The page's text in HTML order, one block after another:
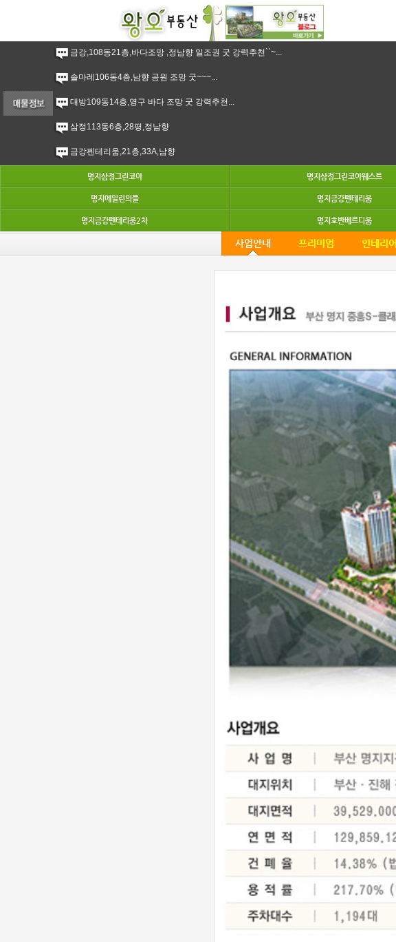
금강,108동21층,바다조망 ,정남향 일조권 굿 강력추천``~...
솔마레106동4층,남향 공원 조망 굿~~~...
대방109동14층,영구 바다 조망 굿 강력추천...
삼정113동6층,28평,정남향
금강펜테리움,21층,33A,남향
명지삼정그린코아 명지삼정그린코아웨스트
명지에일린의뜰 명지금강펜테리움
명지금강펜테리움2차 명지호반베르디움
사업안내 프리미엄 인테리어